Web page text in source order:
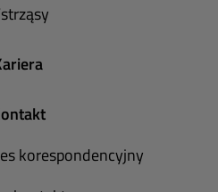
korespondencyjny